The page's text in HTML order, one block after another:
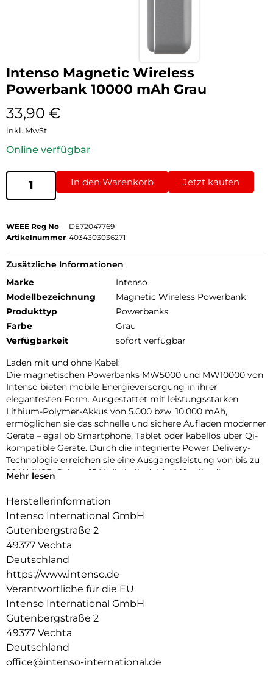
Intenso Magnetic Wireless
Powerbank 10000 mAh Grau
33,90 €
inkl. MwSt.
Online verfügbar
In den Warenkorb Jetzt kaufen
WEEE Reg No
DE72047769
Artikelnummer 4034303036271
Zusätzliche Informationen
Marke
Intenso
Modellbezeichnung
Magnetic Wireless Powerbank
Produkttyp
Powerbanks
Farbe
Grau
Verfügbarkeit
sofort verfügbar
Laden mit und ohne Kabel:
Die magnetischen Powerbanks MW5000 und MW10000 von
Intenso bieten mobile Energieversorgung in ihrer
elegantesten Form. Ausgestattet mit leistungsstarken
Lithium-Polymer-Akkus von 5.000 bzw. 10.000 mAh,
ermöglichen sie das schnelle und sichere Aufladen moderner
Geräte – egal ob Smartphone, Tablet oder kabellos über Qi-
kompatible Geräte. Durch die integrierte Power Delivery-
Technologie erreichen sie eine Ausgangsleistung von bis zu
20 W (USB-C) bzw. 15 W (kabellos). Ideal für alle, die
Design trifft Funktionalität:
Mit ihren ultraflachen Abmessungen (nur 9,5 mm bei der
MW5000 und 16 mm bei der MW10000) passen die
Powerbanks mühelos in jede Tasche. Farblich sind sie in
stilvollem Champagner, Rosé oder Grau erhältlich – und
setzen so auch optisch ein Statement. Dank der MagSafe-
und Qi-Kompatibilität (ab iPhone 12) haften sie magnetisch
am Gerät und laden hüllenfreundlich – ein echtes Plus im
Alltag. Vier Status-LEDs und eine Funktions-LED informieren
zuverlässig über den aktuellen Ladezustand und
Betriebsmodus.
Sicher laden mit intelligenter Technik:
Die Powerbanks sind mit modernsten Sicherheitsfeatures
Mehr lesen
Herstellerinformation
Intenso International GmbH
Gutenbergstraße 2
49377 Vechta
Deutschland
https://www.intenso.de
Verantwortliche für die EU
Intenso International GmbH
Gutenbergstraße 2
49377 Vechta
Deutschland
office@intenso-international.de